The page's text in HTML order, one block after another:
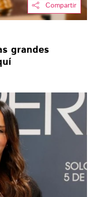
Compartir
grandes